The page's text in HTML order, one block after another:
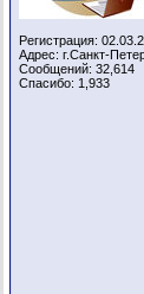
Регистрация:
Адрес: г.Санкт-
Сообщений: 32,614
Спасибо: 1,933